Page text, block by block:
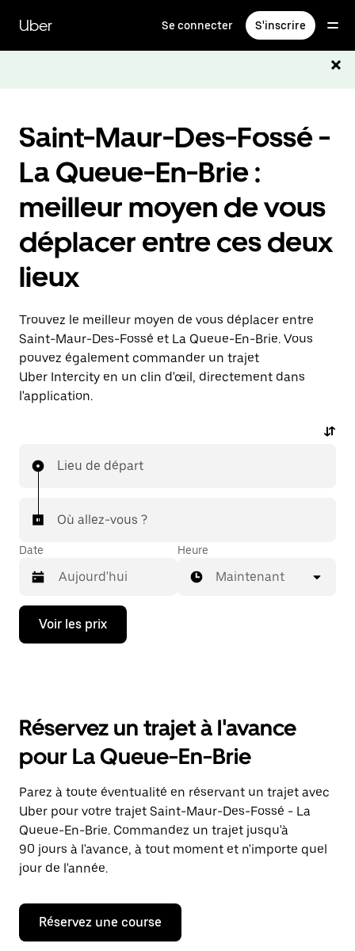
contenu
principal
Uber Se connecter S'inscrire
Saint-Maur-Des-Fossé -
La Queue-En-Brie :
meilleur moyen de vous
déplacer entre ces deux
lieux
Trouvez le meilleur moyen de vous déplacer entre
Saint-Maur-Des-Fossé et La Queue-En-Brie. Vous
pouvez également commander un trajet
Uber Intercity en un clin d'œil, directement dans
l'application.
Lieu de départ
Où allez-vous ?
Date
Appuyez
la
ouvrir
calendrier
et
sélectionner
une
date.
Appuyez
sur
la
touche
pour
fermer
calendrier.
Heure
Maintenant
Voir les prix
Réservez un trajet à l'avance
pour La Queue-En-Brie
Parez à toute éventualité en réservant un trajet avec
Uber pour votre trajet Saint-Maur-Des-Fossé - La
Queue-En-Brie. Commandez un trajet jusqu'à
90 jours à l'avance, à tout moment et n'importe quel
jour de l'année.
Réservez une course